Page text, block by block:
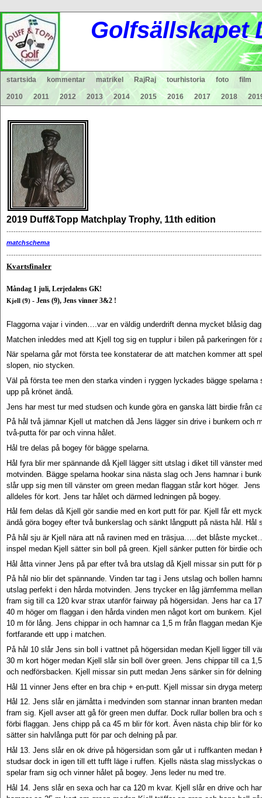
Golfsällskapet
startsida kommentar matrikel RajRaj tourhistoria foto film
2010 2011 2012 2013 2014 2015 2016 2017 2018
2019 Duff&Topp Matchplay Trophy, 11th edition
matchschema
Kvartsfinaler
Måndag 1 juli, Lerjedalens GK!
Kjell (9) - Jens (9), Jens vinner 3&2 !
Flaggorna vajar i vinden….var en väldig underdrift denna mycket blåsig
Matchen inleddes med att Kjell tog sig en tupplur i bilen på parkeringen för
När spelarna går mot första tee konstaterar de att matchen kommer att
slopen, nio stycken.
Väl på första tee men den starka vinden i ryggen lyckades bägge
upp på krönet ändå.
Jens har mest tur med studsen och kunde göra en ganska lätt birdie från
På hål två jämnar Kjell ut matchen då Jens lägger sin drive i bunkern och
två-putta för par och vinna hålet.
Hål tre delas på bogey för bägge spelarna.
Hål fyra blir mer spännande då Kjell lägger sitt utslag i diket till vänster
motvinden. Bägge spelarna hookar sina nästa slag och Jens hamnar i
slår upp sig men till vänster om green medan flaggan står kort höger.
alldeles för kort. Jens tar hålet och därmed ledningen på bogey.
Hål fem delas då Kjell gör sandie med en kort putt för par. Kjell får ett
ändå göra bogey efter två bunkerslag och sänkt långputt på nästa hål. Hål
På hål sju är Kjell nära att nå ravinen med en träsjua…..det blåste
inspel medan Kjell sätter sin boll på green. Kjell sänker putten för birdie
Hål åtta vinner Jens på par efter två bra utslag då Kjell missar sin putt för
På hål nio blir det spännande. Vinden tar tag i Jens utslag och bollen
utslag perfekt i den hårda motvinden. Jens trycker en låg järnfemma
fram sig till ca 120 kvar strax utanför fairway på högersidan. Jens har ca
40 m höger om flaggan i den hårda vinden men något kort om bunkern.
10 m för lång. Jens chippar in och hamnar ca 1,5 m från flaggan medan
fortfarande ett upp i matchen.
På hål 10 slår Jens sin boll i vattnet på högersidan medan Kjell ligger till
30 m kort höger medan Kjell slår sin boll över green. Jens chippar till ca
och nedförsbacken. Kjell missar sin putt medan Jens sänker sin för
Hål 11 vinner Jens efter en bra chip + en-putt. Kjell missar sin dryga
Hål 12. Jens slår en järnåtta i medvinden som stannar innan branten
fram sig. Kjell avser att gå för green men duffar. Dock rullar bollen bra
förbi flaggan. Jens chipp på ca 45 m blir för kort. Även nästa chip blir för
sätter sin halvlånga putt för par och delning på par.
Hål 13. Jens slår en ok drive på högersidan som går ut i ruffkanten
studsar dock in igen till ett tufft läge i ruffen. Kjells nästa slag misslyckas
spelar fram sig och vinner hålet på bogey. Jens leder nu med tre.
Hål 14. Jens slår en sexa och har ca 120 m kvar. Kjell slår en drive och